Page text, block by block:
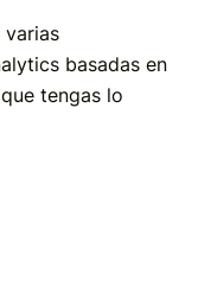
varias
basadas en
tengas lo